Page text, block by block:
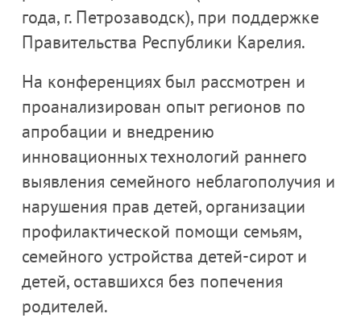
года, г. Петрозаводск), при поддержке
Правительства Республики Карелия.
На конференциях был рассмотрен и
проанализирован опыт регионов по
апробации и внедрению
инновационных технологий раннего
выявления семейного неблагополучия и
нарушения прав детей, организации
профилактической помощи семьям,
семейного устройства детей-сирот и
детей, оставшихся без попечения
родителей.